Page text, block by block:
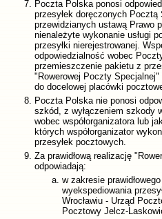
Poczta Polska ponosi
przesyłek doręczonych
przewidzianych ustawą Prawo
nienależyte wykonanie usługi
przesyłki nierejestrowanej.
odpowiedzialność wobec
przemieszczenie pakietu z
"Rowerowej Poczty
do docelowej placówki
Poczta Polska nie ponosi
szkód, z wyłączeniem szkody
wobec współorganizatora lub
których współorganizator
przesyłek pocztowych.
Za prawidłową realizację
odpowiadają:
w zakresie
wyekspediowania
Wrocławiu - Urząd
Pocztowy Jelcz-